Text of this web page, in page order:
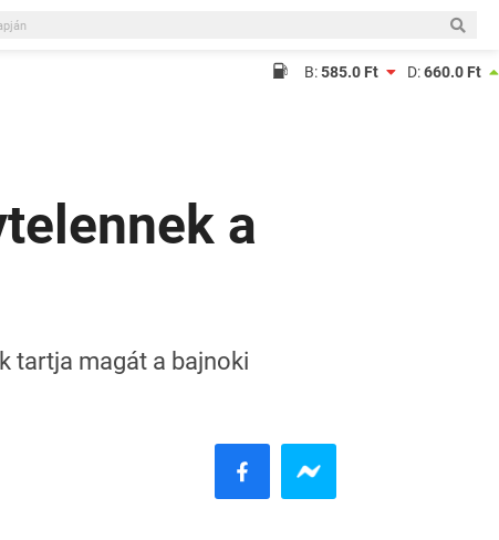
B:585.0 Ft D:660.0 Ft
a
tartja magát a bajnoki